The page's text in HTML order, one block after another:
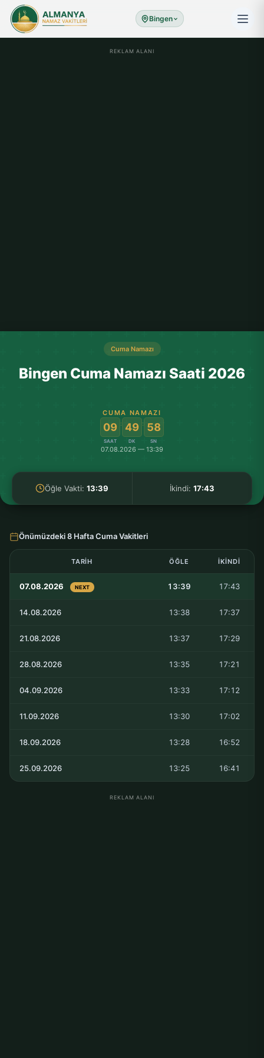
Bingen
REKLAM ALANI
Cuma Namazı
Bingen Cuma Namazı Saati 2026
CUMA NAMAZI
09
SAAT
: 49
DK
: 58
SN
07.08.2026 — 13:39
Öğle Vakti:13:39 İkindi: 17:43
Önümüzdeki 8 Hafta Cuma Vakitleri
TARIH ÖĞLE İKINDI
07.08.2026 NEXT 13:39 17:43
14.08.2026 13:38 17:37
21.08.2026 13:37 17:29
28.08.2026 13:35 17:21
04.09.2026 13:33 17:12
11.09.2026 13:30 17:02
18.09.2026 13:28 16:52
25.09.2026 13:25 16:41
REKLAM ALANI